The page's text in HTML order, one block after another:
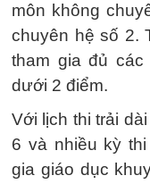
môn không
chuyên hệ số 2.
tham gia đủ
dưới 2 điểm.
Với lịch thi trải
6 và nhiều kỳ
gia giáo dục